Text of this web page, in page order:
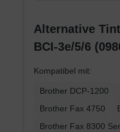
Alternative
BCI-3e/5/6
Kompatibel mit:
Brother DCP-1200
Brother Fax 4750
Brother Fax 8300